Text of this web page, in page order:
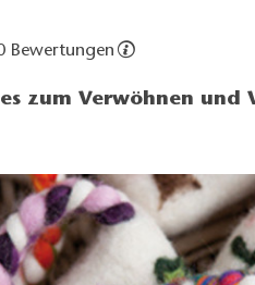
Bewertungen
zum Verwöhnen und